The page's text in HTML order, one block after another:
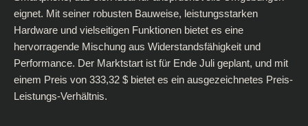
eignet. Mit seiner robusten Bauweise, leistungsstarken
Hardware und vielseitigen Funktionen bietet es eine
hervorragende Mischung aus Widerstandsfähigkeit und
Performance. Der Marktstart ist für Ende Juli geplant, und mit
einem Preis von 333,32 $ bietet es ein ausgezeichnetes Preis-
Leistungs-Verhältnis.